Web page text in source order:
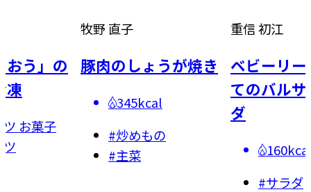
」の
菓子
牧野 直子
豚肉のしょうが焼き
345kcal
炒めもの
主菜
重信 初江
ベビーリーフ
てのバルサミ
160kcal
サラダ